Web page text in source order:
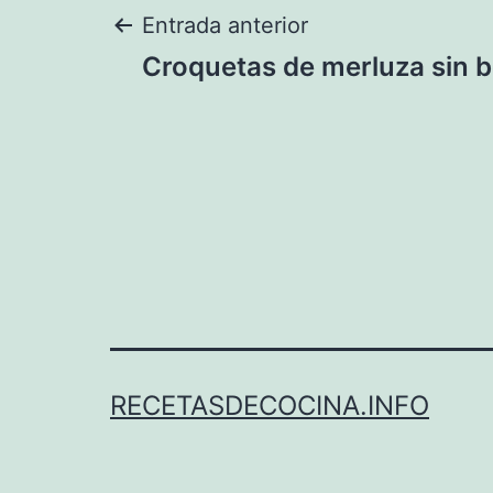
Navegación
Entrada anterior
Croquetas de merluza sin
RECETASDECOCINA.INFO